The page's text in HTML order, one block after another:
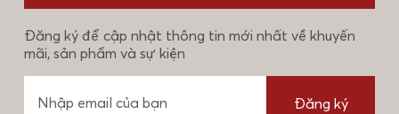
Đăng ký để cập nhật thông tin mới nhất về khuyến
mãi, sản phẩm và sự kiện
Đăng ký